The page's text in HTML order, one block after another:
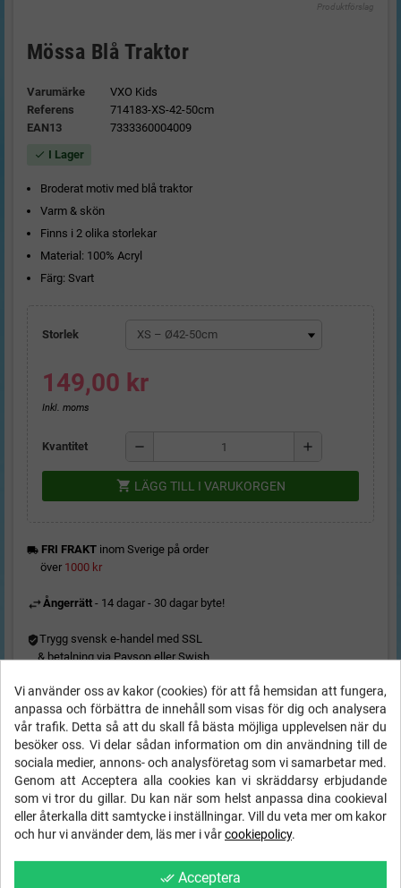
Produktförslag
Mössa Blå Traktor
Varumärke
VXO Kids
Referens
714183-XS-42-50cm
EAN13
7333360004009
check I Lager
Broderat motiv med blå traktor
Varm & skön
Finns i 2 olika storlekar
Material: 100% Acryl
Färg: Svart
Storlek
149,00 kr
Inkl. moms
Kvantitet remove add
shopping_cart LÄGG TILL I VARUKORGEN
local_shipping FRI FRAKT inom Sverige på order
över 1000 kr
Ångerrätt - 14 dagar - 30 dagar byte!
Trygg svensk e-handel med SSL
& betalning via Payson eller Swish
Vi använder oss av kakor (cookies) för att få hemsidan att fungera,
anpassa och förbättra de innehåll som visas för dig och analysera
vår trafik. Detta så att du skall få bästa möjliga upplevelsen när du
besöker oss. Vi delar sådan information om din användning till de
sociala medier, annons- och analysföretag som vi samarbetar med.
Genom att Acceptera alla cookies kan vi skräddarsy erbjudande
som vi tror du gillar. Du kan när som helst anpassa dina cookieval
eller återkalla ditt samtycke i inställningar. Vill du veta mer om kakor
och hur vi använder dem, läs mer i vårcookiepolicy.
done_all Acceptera